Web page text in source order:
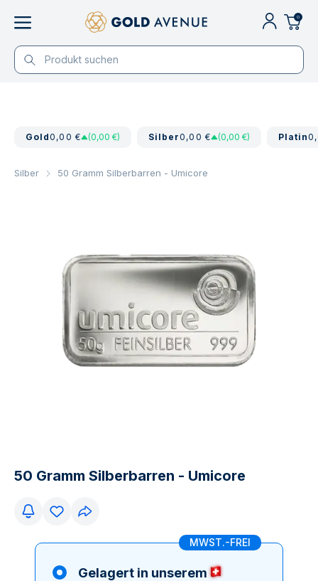
0
Gold0,00 € (0,00 €) Silber0,00 € (0,00 €) Platin
Silber 50 Gramm Silberbarren - Umicore
50 Gramm Silberbarren - Umicore
MWST.-FREI
Gelagert in unserem